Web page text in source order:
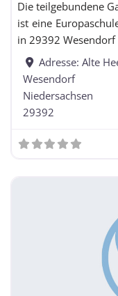
Realschulzweig
Hauptschule mit
Integrierte
Integrierte
Die teilgebundene
ist eine
in 29392
Adresse: Alte
Wesendorf
Niedersachsen
29392